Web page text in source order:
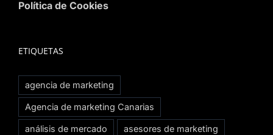
Política de Cookies
ETIQUETAS
agencia de marketing
Agencia de marketing Canarias
análisis de mercado asesores de marketing